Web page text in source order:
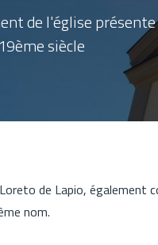
de l'église
siècle
de Lapio, également
nom.